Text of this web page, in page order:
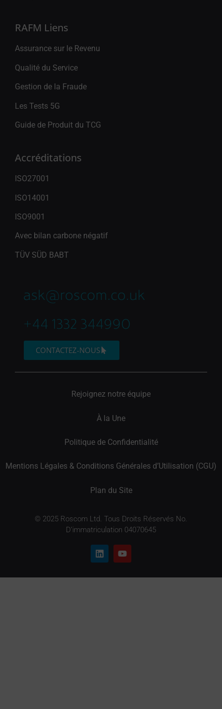
RAFM Liens
Assurance sur le Revenu
Qualité du Service
Gestion de la Fraude
Les Tests 5G
Guide de Produit du TCG
Accréditations
ISO27001
ISO14001
ISO9001
Avec bilan carbone négatif
TÜV SÜD BABT
CONTACTEZ-NOUS
Rejoignez notre équipe
À la Une
Politique de Confidentialité
Mentions Légales & Conditions Générales d’Utilisation (CGU)
Plan du Site
© 2025 Roscom Ltd. Tous Droits Réservés No.
D’immatriculation 04070645